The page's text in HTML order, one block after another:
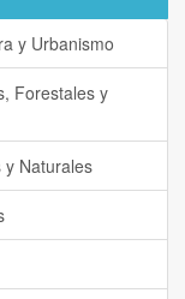
y Urbanismo
Forestales y
y Naturales